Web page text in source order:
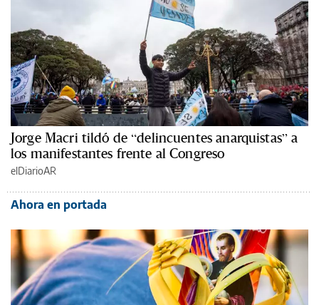
Jorge Macri tildó de “delincuentes anarquistas” a
los manifestantes frente al Congreso
elDiarioAR
Ahora en portada